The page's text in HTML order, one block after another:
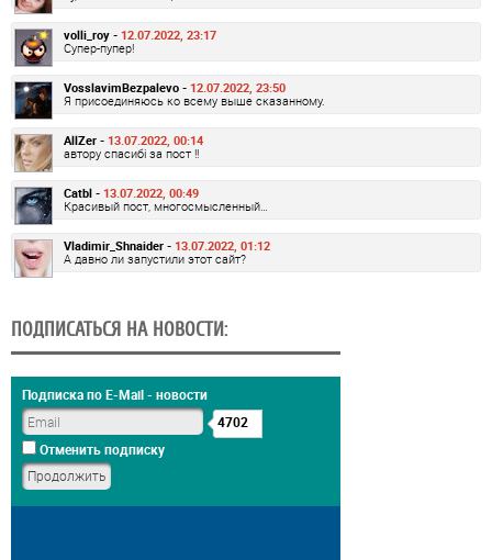
volli_roy - 12.07.2022, 23:17
Супер-пупер!
VosslavimBezpalevo - 12.07.2022, 23:50
Я присоединяюсь ко всему выше сказанному.
AllZer - 13.07.2022, 00:14
автору спасибі за пост !!
Catbl - 13.07.2022, 00:49
Красивый пост, многосмысленный…
Vladimir_Shnaider - 13.07.2022, 01:12
А давно ли запустили этот сайт?
ПОДПИСАТЬСЯ НА НОВОСТИ:
Подписка по E-Mail - новости
4702
Отменить подписку